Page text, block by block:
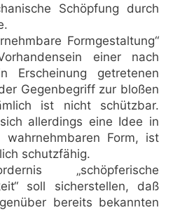
Schöpfung durch
Formgestaltung“
einer nach
Erscheinung getretenen
Gegenbegriff zur bloßen
ist nicht schützbar.
allerdings eine Idee in
wahrnehmbaren Form, ist
schutzfähig.
„schöpferische
soll sicherstellen, daß
bereits bekannten